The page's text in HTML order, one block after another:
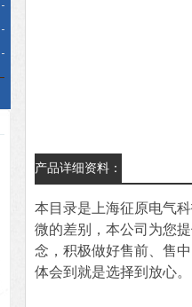
产品详细资料：
本目录是上海征原电气
微的差别，本公司为您
念，积极做好售前、售
体会到就是选择到放心。